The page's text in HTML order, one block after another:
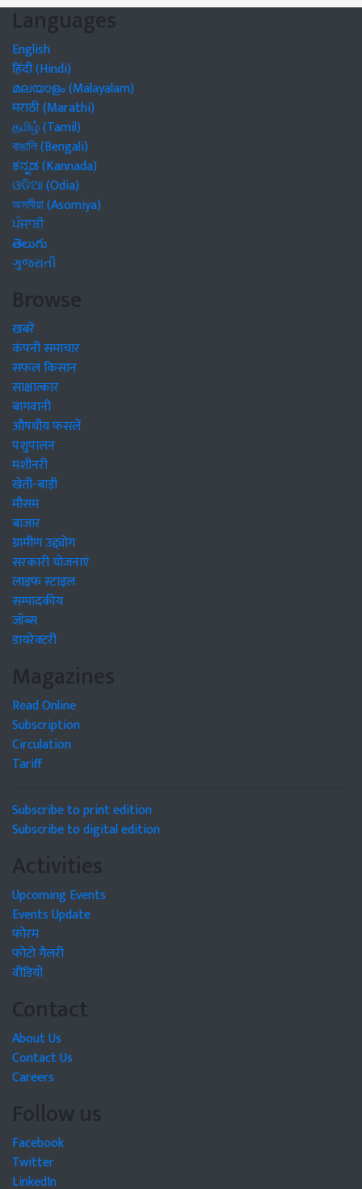
Languages
English
हिंदी (Hindi)
മലയാളം (Malayalam)
मराठी (Marathi)
தமிழ் (Tamil)
বাঙালি (Bengali)
ಕನ್ನಡ (Kannada)
ଓଡିଆ (Odia)
অসমীয়া (Asomiya)
ਪੰਜਾਬੀ
తెలుగు
ગુજરાતી
Browse
खबरें
कंपनी समाचार
सफल किसान
साक्षात्कार
बागवानी
औषधीय फसलें
पशुपालन
मशीनरी
खेती-बाड़ी
मौसम
बाजार
ग्रामीण उद्द्योग
सरकारी योजनाएं
लाइफ स्टाइल
सम्पादकीय
जॉब्स
डायरेक्टरी
Magazines
Read Online
Subscription
Circulation
Tariff
Subscribe to print edition
Subscribe to digital edition
Activities
Upcoming Events
Events Update
फोरम
फोटो गैलरी
वीडियो
Contact
About Us
Contact Us
Careers
Follow us
Facebook
Twitter
LinkedIn